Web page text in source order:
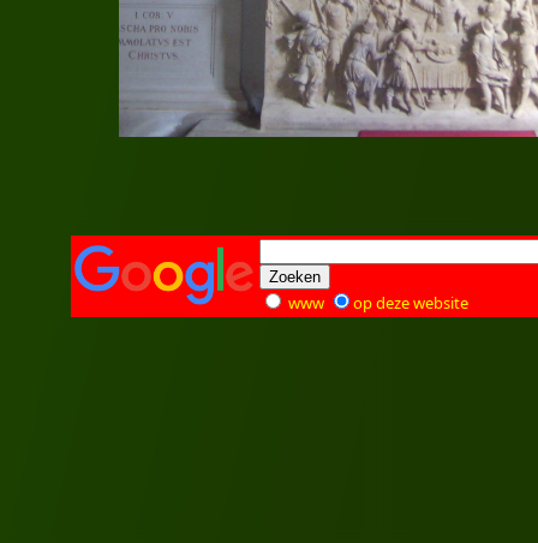
www op deze website